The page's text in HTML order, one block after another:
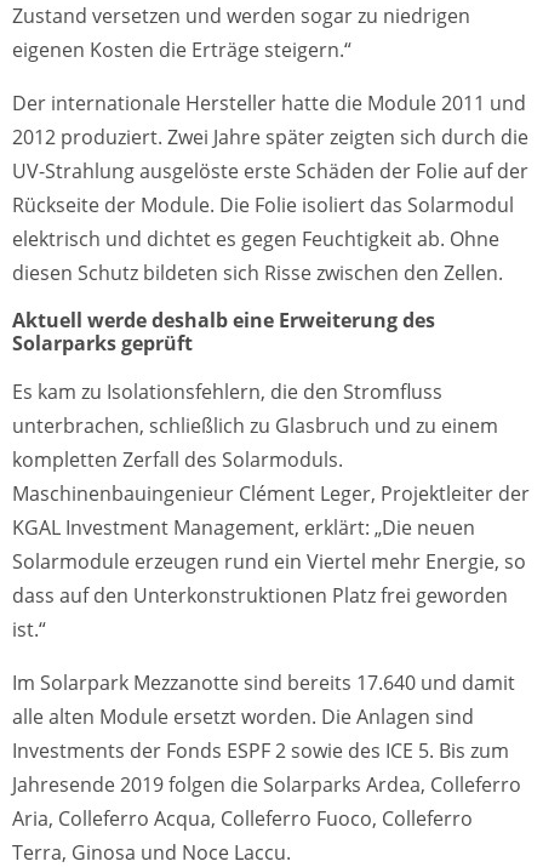
Zustand versetzen und werden sogar zu niedrigen
eigenen Kosten die Erträge steigern.“
Der internationale Hersteller hatte die Module 2011 und
2012 produziert. Zwei Jahre später zeigten sich durch die
UV-Strahlung ausgelöste erste Schäden der Folie auf der
Rückseite der Module. Die Folie isoliert das Solarmodul
elektrisch und dichtet es gegen Feuchtigkeit ab. Ohne
diesen Schutz bildeten sich Risse zwischen den Zellen.
Aktuell werde deshalb eine Erweiterung des
Solarparks geprüft
Es kam zu Isolationsfehlern, die den Stromfluss
unterbrachen, schließlich zu Glasbruch und zu einem
kompletten Zerfall des Solarmoduls.
Maschinenbauingenieur Clément Leger, Projektleiter der
KGAL Investment Management, erklärt: „Die neuen
Solarmodule erzeugen rund ein Viertel mehr Energie, so
dass auf den Unterkonstruktionen Platz frei geworden
ist.“
Im Solarpark Mezzanotte sind bereits 17.640 und damit
alle alten Module ersetzt worden. Die Anlagen sind
Investments der Fonds ESPF 2 sowie des ICE 5. Bis zum
Jahresende 2019 folgen die Solarparks Ardea, Colleferro
Aria, Colleferro Acqua, Colleferro Fuoco, Colleferro
Terra, Ginosa und Noce Laccu.